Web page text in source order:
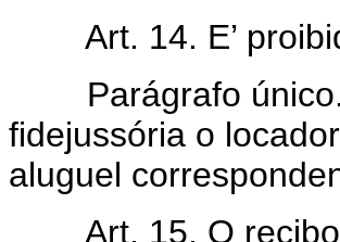
Art. 14. E’
Parágrafo único.
fidejussória o
aluguel
Art. 15. O recibo